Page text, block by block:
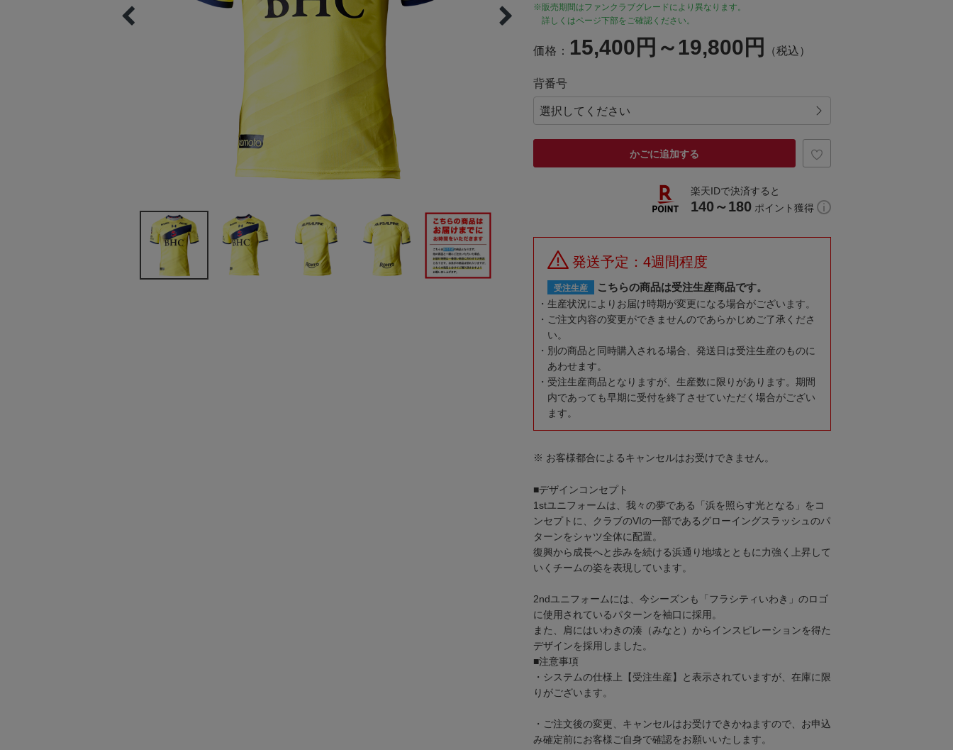
※販売期間はファンクラブグレードにより異なります。
詳しくはページ下部をご確認ください。
価格： 15,400円～19,800円 （税込）
背番号
かごに追加する
楽天IDで決済すると
140～180 ポイント獲得
発送予定：4週間程度
受注生産 こちらの商品は受注生産商品です。
生産状況によりお届け時期が変更になる場合がございます。
ご注文内容の変更ができませんのであらかじめご了承くださ
い。
別の商品と同時購入される場合、発送日は受注生産のものに
あわせます。
受注生産商品となりますが、生産数に限りがあります。期間
内であっても早期に受付を終了させていただく場合がござい
ます。
※ お客様都合によるキャンセルはお受けできません。
■デザインコンセプト
1stユニフォームは、我々の夢である「浜を照らす光となる」をコ
ンセプトに、クラブのVIの一部であるグローイングスラッシュのパ
ターンをシャツ全体に配置。
復興から成長へと歩みを続ける浜通り地域とともに力強く上昇して
いくチームの姿を表現しています。
2ndユニフォームには、今シーズンも「フラシティいわき」のロゴ
に使用されているパターンを袖口に採用。
また、肩にはいわきの湊（みなと）からインスピレーションを得た
デザインを採用しました。
■注意事項
・システムの仕様上【受注生産】と表示されていますが、​在庫に限
りがございます。
・ご注文後の変更、キャンセルはお受けできかねますので、お申込
み確定前にお客様ご自身で確認をお願いいたします。